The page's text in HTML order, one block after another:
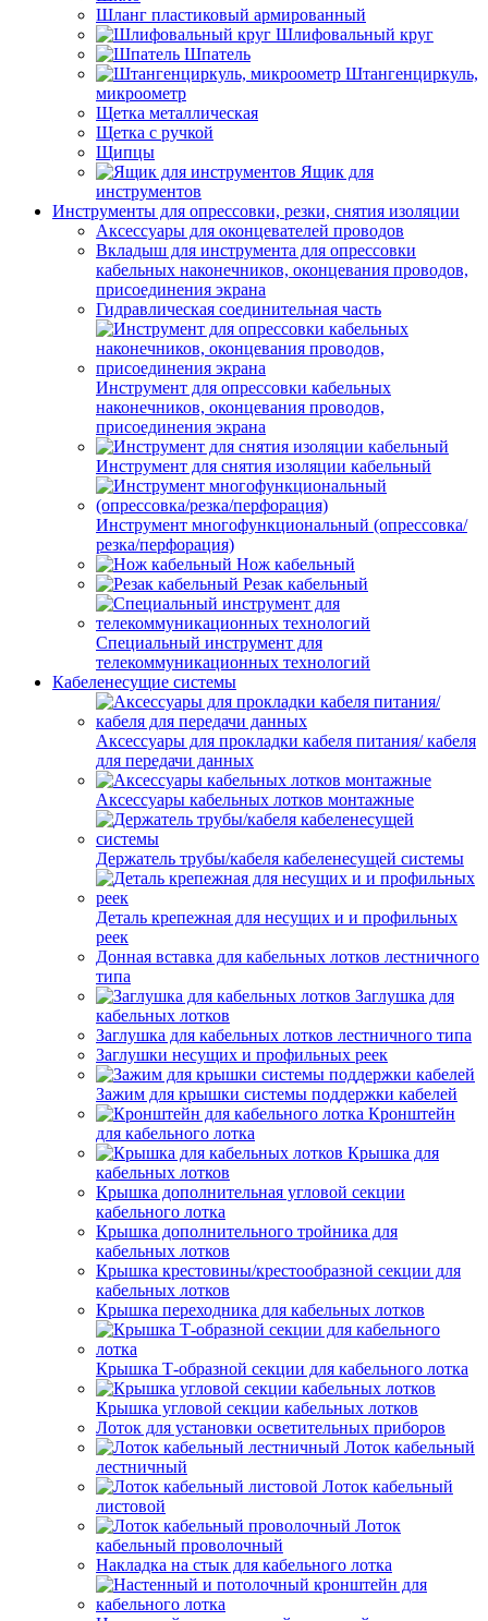
Шланг пластиковый армированный
Шлифовальный круг
Шпатель
Штангенциркуль,
микроометр
Щетка металлическая
Щетка с ручкой
Щипцы
Ящик для
инструментов
Инструменты для опрессовки, резки, снятия изоляции
Аксессуары для оконцевателей проводов
Вкладыш для инструмента для опрессовки
кабельных наконечников, оконцевания проводов,
присоединения экрана
Гидравлическая соединительная часть
Инструмент для опрессовки кабельных
наконечников, оконцевания проводов,
присоединения экрана
Инструмент для снятия изоляции кабельный
Инструмент многофункциональный (опрессовка/
резка/перфорация)
Нож кабельный
Резак кабельный
Специальный инструмент для
телекоммуникационных технологий
Кабеленесущие системы
Аксессуары для прокладки кабеля питания/ кабеля
для передачи данных
Аксессуары кабельных лотков монтажные
Держатель трубы/кабеля кабеленесущей системы
Деталь крепежная для несущих и и профильных
реек
Донная вставка для кабельных лотков лестничного
типа
Заглушка для
кабельных лотков
Заглушка для кабельных лотков лестничного типа
Заглушки несущих и профильных реек
Зажим для крышки системы поддержки кабелей
Кронштейн
для кабельного лотка
Крышка для
кабельных лотков
Крышка дополнительная угловой секции
кабельного лотка
Крышка дополнительного тройника для
кабельных лотков
Крышка крестовины/крестообразной секции для
кабельных лотков
Крышка переходника для кабельных лотков
Крышка Т-образной секции для кабельного лотка
Крышка угловой секции кабельных лотков
Лоток для установки осветительных приборов
Лоток кабельный
лестничный
Лоток кабельный
листовой
Лоток
кабельный проволочный
Накладка на стык для кабельного лотка